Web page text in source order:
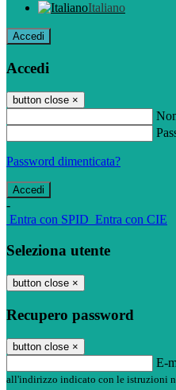
Italiano
Accedi
Accedi
button close ×
Password dimenticata?
-
Entra con SPID Entra con CIE
Seleziona utente
button close ×
Recupero password
button close ×
E-
all'indirizzo indicato con le istruzioni